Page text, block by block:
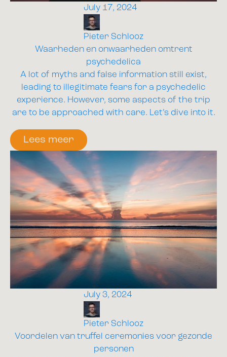
July 17, 2024
Pieter Schlooz
Waarheden en onwaarheden omtrent
psychedelica
A lot of myths and false information still exist,
leading to illegitimate fears for a psychedelic
experience. However, some aspects of the trip
are to be approached with care. Let’s dive into it.
Lees meer
July 3, 2024
Pieter Schlooz
Voordelen van truffel ceremonies voor gezonde
personen